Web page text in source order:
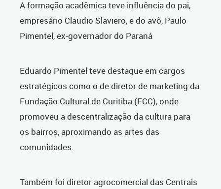
A formação acadêmica teve influência do pai,
empresário Claudio Slaviero, e do avô, Paulo
Pimentel, ex-governador do Paraná
Eduardo Pimentel teve destaque em cargos
estratégicos como o de diretor de marketing da
Fundação Cultural de Curitiba (FCC), onde
promoveu a descentralização da cultura para
os bairros, aproximando as artes das
comunidades.
Também foi diretor agrocomercial das Centrais